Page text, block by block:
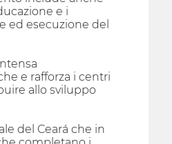
e i
ed esecuzione del
e rafforza i centri
allo sviluppo
del Ceará che in